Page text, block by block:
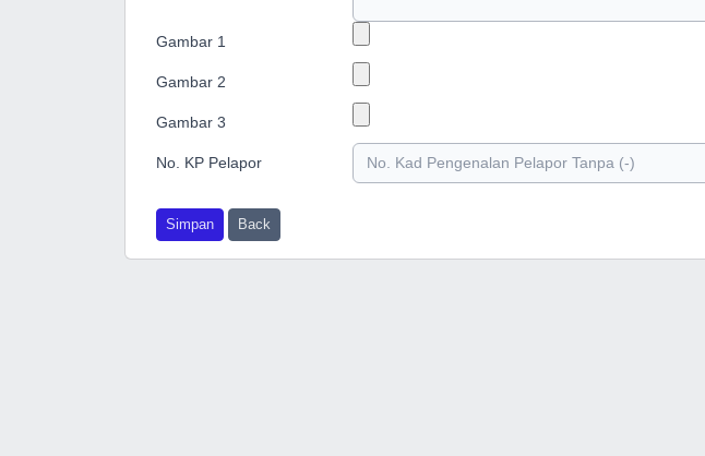
Gambar 1
Gambar 2
Gambar 3
No. KP Pelapor
Simpan Back